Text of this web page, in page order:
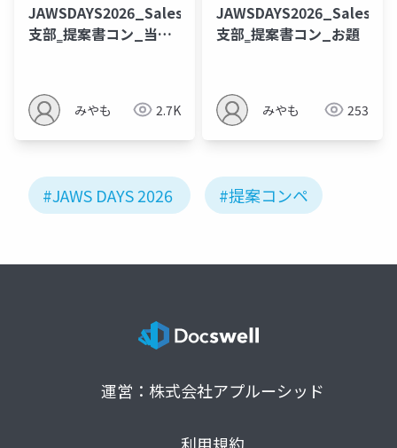
JAWSDAYS2026_Sales
支部‗提案書コン_当日
みやも 2.7K
JAWSDAYS2026_Sales
支部‗提案書コン_お題
みやも 253
#JAWS DAYS 2026 #提案コンペ
運営：株式会社アプルーシッド
利用規約